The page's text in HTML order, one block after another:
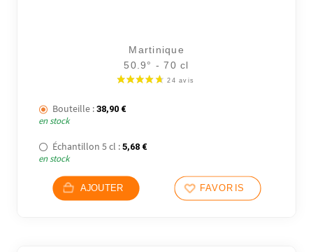
Martinique
50.9° - 70 cl
Bouteille : 38,90 €
en stock
Échantillon 5 cl : 5,68 €
en stock
AJOUTER FAVORIS